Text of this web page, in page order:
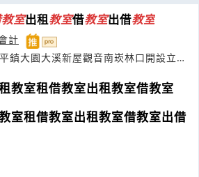
教室出租教室借教室出借教室
計
鎮大園大溪新屋觀音南崁林口開設立申
教室租借教室出租教室借教室
室租借教室出租教室借教室出借